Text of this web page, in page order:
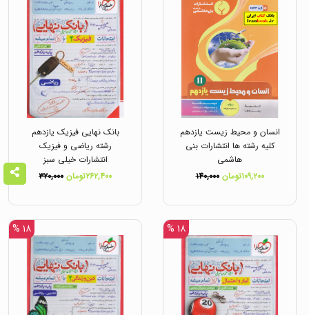
انسان و محیط زیست یازدهم
کلیه رشته ها انتشارات بنی
هاشمی
۱۰۹,۲۰۰تومان
۱۴۰,۰۰۰
بانک نهایی فیزیک یازدهم
رشته ریاضی و فیزیک
انتشارات خیلی سبز
۲۶۲,۴۰۰تومان
۳۲۰,۰۰۰
۱۸ % ۱۸ %